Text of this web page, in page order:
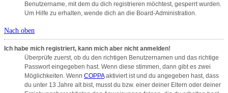
Benutzername, mit dem du dich registrieren möchtest, gesperrt wurden.
Um Hilfe zu erhalten, wende dich an die Board-Administration.
Nach oben
Ich habe mich registriert, kann mich aber nicht anmelden!
Überprüfe zuerst, ob du den richtigen Benutzernamen und das richtige
Passwort eingegeben hast. Wenn diese stimmen, dann gibt es zwei
Möglichkeiten. Wenn COPPAaktiviert ist und du angegeben hast, dass
du unter 13 Jahre alt bist, musst du bzw. einer deiner Eltern oder deiner